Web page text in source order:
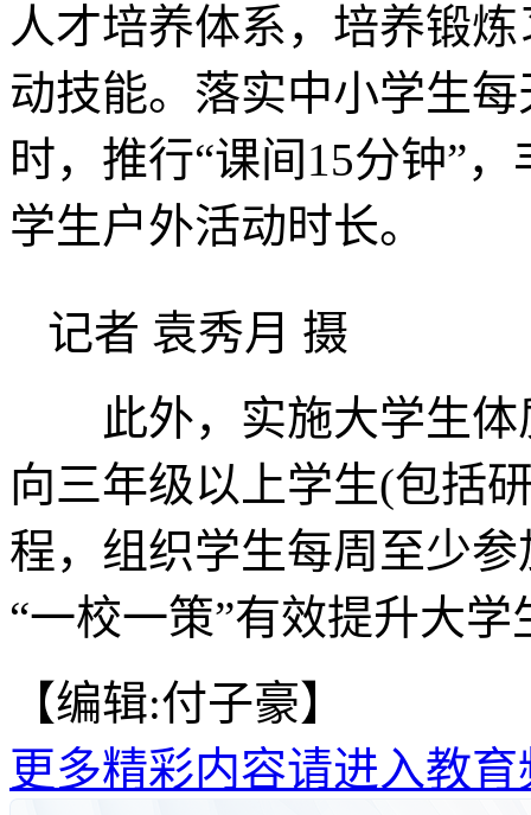
人才培养体系，培养锻
动技能。落实中小学生
时，推行“课间15分钟”
学生户外活动时长。
记者 袁秀月 摄
此外，实施大学生体
向三年级以上学生(包括
程，组织学生每周至少
“一校一策”有效提升大
【编辑:付子豪】
更多精彩内容请进入教育